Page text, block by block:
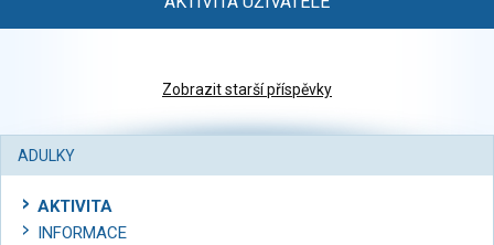
Zobrazit starší příspěvky
ADULKY
AKTIVITA
INFORMACE